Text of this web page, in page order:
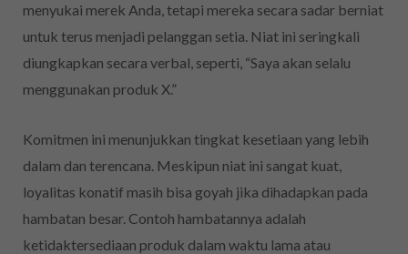
menyukai merek Anda, tetapi mereka secara sadar berniat
untuk terus menjadi pelanggan setia. Niat ini seringkali
diungkapkan secara verbal, seperti, “Saya akan selalu
menggunakan produk X.”
Komitmen ini menunjukkan tingkat kesetiaan yang lebih
dalam dan terencana. Meskipun niat ini sangat kuat,
loyalitas konatif masih bisa goyah jika dihadapkan pada
hambatan besar. Contoh hambatannya adalah
ketidaktersediaan produk dalam waktu lama atau